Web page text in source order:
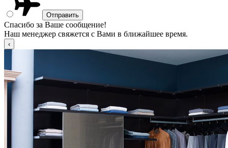
Спасибо за Ваше сообщение!
Наш менеджер свяжется с Вами в ближайшее время.